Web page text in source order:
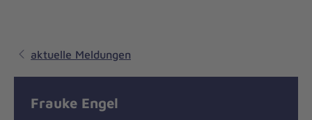
aktuelle Meldungen
Frauke Engel